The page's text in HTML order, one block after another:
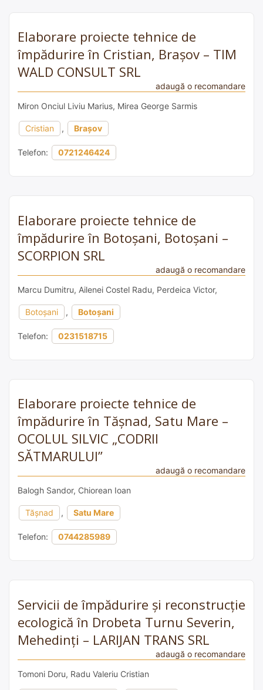
Elaborare proiecte tehnice de
împădurire în Cristian, Brașov – TIM
WALD CONSULT SRL
adaugă o recomandare
Miron Onciul Liviu Marius, Mirea George Sarmis
Cristian , Brașov
Telefon: 0721246424
Elaborare proiecte tehnice de
împădurire în Botoșani, Botoșani –
SCORPION SRL
adaugă o recomandare
Marcu Dumitru, Ailenei Costel Radu, Perdeica Victor,
Botoșani , Botoșani
Telefon: 0231518715
Elaborare proiecte tehnice de
împădurire în Tășnad, Satu Mare –
OCOLUL SILVIC „CODRII
SĂTMARULUI”
adaugă o recomandare
Balogh Sandor, Chiorean Ioan
Tășnad , Satu Mare
Telefon: 0744285989
Servicii de împădurire și reconstrucție
ecologică în Drobeta Turnu Severin,
Mehedinți – LARIJAN TRANS SRL
adaugă o recomandare
Tomoni Doru, Radu Valeriu Cristian